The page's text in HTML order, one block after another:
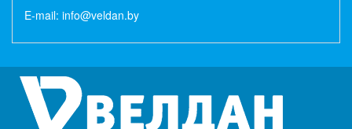
E-mail: info@veldan.by